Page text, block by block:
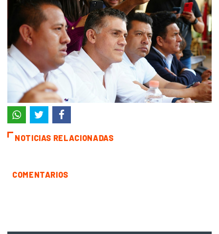
NOTICIAS RELACIONADAS
COMENTARIOS